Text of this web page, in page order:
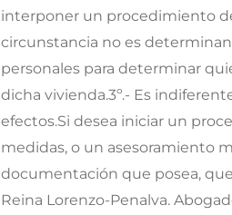
interponer un procedimiento
circunstancia no es
personales para determinar
dicha vivienda.3º.- Es
efectos.Si desea iniciar un
medidas, o un asesoramiento
documentación que posea,
Reina Lorenzo-Penalva.